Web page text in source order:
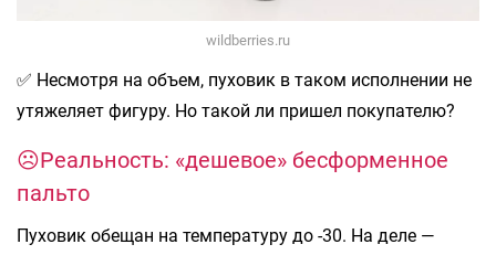
wildberries.ru
✅ Несмотря на объем, пуховик в таком исполнении не
утяжеляет фигуру. Но такой ли пришел покупателю?
☹️Реальность: «дешевое» бесформенное
пальто
Пуховик обещан на температуру до -30. На деле —